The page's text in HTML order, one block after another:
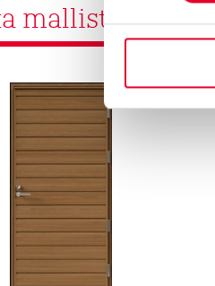
malliston ovia